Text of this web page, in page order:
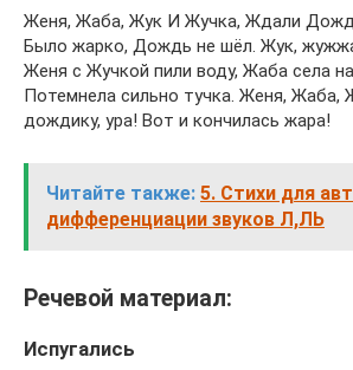
Женя, Жаба, Жук И Жучка, Ждали
Было жарко, Дождь не шёл. Жук,
Женя с Жучкой пили воду, Жаба села
Потемнела сильно тучка. Женя, Жаба,
дождику, ура! Вот и кончилась жара!
Читайте также: 5. Стихи для
дифференциации звуков Л,ЛЬ
Речевой материал:
Испугались